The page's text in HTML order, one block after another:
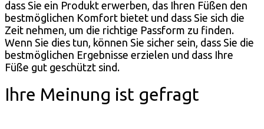
dass Sie ein Produkt erwerben, das Ihren Füßen den
bestmöglichen Komfort bietet und dass Sie sich die
Zeit nehmen, um die richtige Passform zu finden.
Wenn Sie dies tun, können Sie sicher sein, dass Sie die
bestmöglichen Ergebnisse erzielen und dass Ihre
Füße gut geschützt sind.
Ihre Meinung ist gefragt